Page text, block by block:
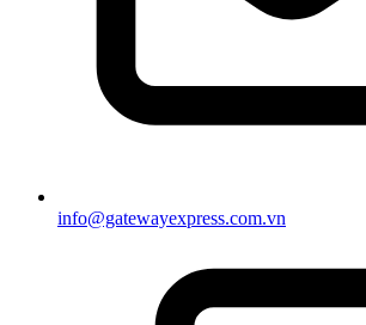
info@gatewayexpress.com.vn